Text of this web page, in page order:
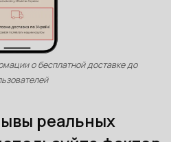
о бесплатной доставке до
реальных